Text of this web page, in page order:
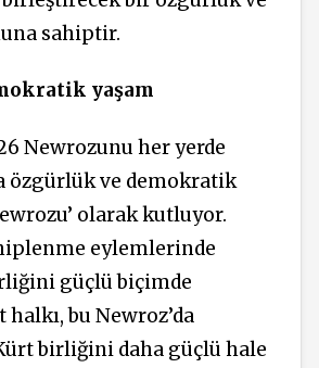
sahiptir.
yaşam
Newrozunu her yerde
özgürlük ve demokratik
olarak kutluyor.
eylemlerinde
güçlü biçimde
bu Newroz’da
birliğini daha güçlü hale